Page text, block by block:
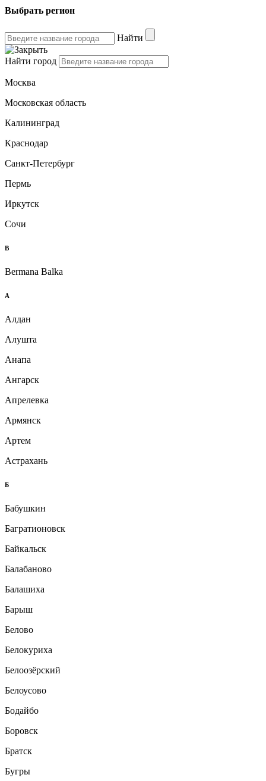
Выбрать регион
Найти
Найти город
Москва
Московская область
Калининград
Краснодар
Санкт-Петербург
Пермь
Иркутск
Сочи
B
Bermana Balka
А
Алдан
Алушта
Анапа
Ангарск
Апрелевка
Армянск
Артем
Астрахань
Б
Бабушкин
Багратионовск
Байкальск
Балабаново
Балашиха
Барыш
Белово
Белокуриха
Белоозёрский
Белоусово
Бодайбо
Боровск
Братск
Бугры